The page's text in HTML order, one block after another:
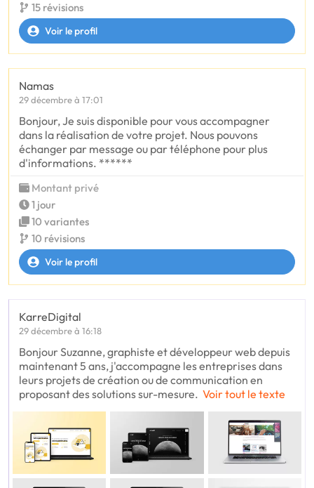
15 révisions
Voir le profil
Namas
29 décembre à 17:01
Bonjour, Je suis disponible pour vous accompagner
dans la réalisation de votre projet. Nous pouvons
échanger par message ou par téléphone pour plus
d'informations. ******
Montant privé
1 jour
10 variantes
10 révisions
Voir le profil
KarreDigital
29 décembre à 16:18
Bonjour Suzanne, graphiste et développeur web depuis
maintenant 5 ans, j'accompagne les entreprises dans
leurs projets de création ou de communication en
proposant des solutions sur-mesure. Voir tout le texte